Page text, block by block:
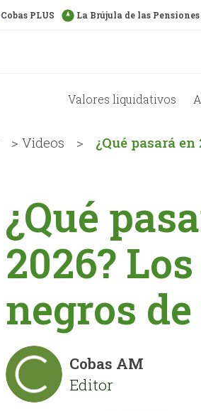
Cobas PLUS La Brújula de las Pensiones
Valores liquidativos
> Videos > ¿Qué pasará
¿Qué
2026?
negros
Cobas AM
Editor